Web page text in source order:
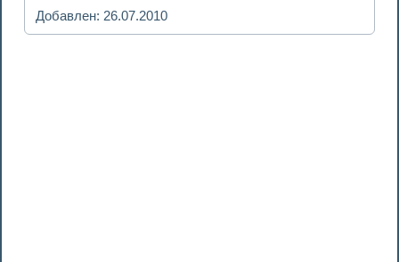
Добавлен: 26.07.2010